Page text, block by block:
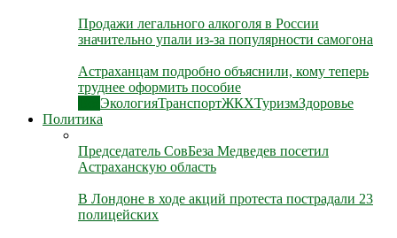
Продажи легального алкоголя в России
значительно упали из-за популярности самогона
Астраханцам подробно объяснили, кому теперь
труднее оформить пособие
ЭкологияТранспортЖКХТуризмЗдоровье
Политика
Председатель СовБеза Медведев посетил
Астраханскую область
В Лондоне в ходе акций протеста пострадали 23
полицейских